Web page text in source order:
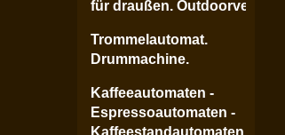
für draußen. Outdoorvending.
Trommelautomat.
Drummachine.
Kaffeeautomaten -
Espressoautomaten -
Kaffeestandautomaten